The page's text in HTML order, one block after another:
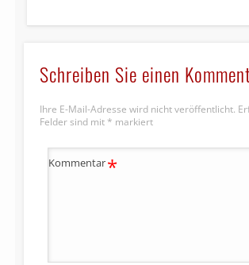
Schreiben Sie einen
Ihre E-Mail-Adresse wird nicht veröffentlicht.
Felder sind mit * markiert
Kommentar*